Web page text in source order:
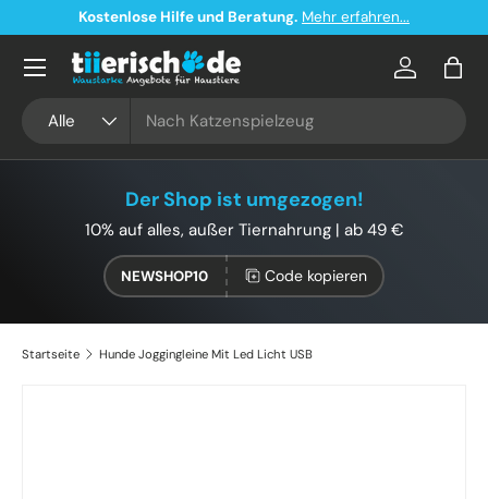
Direkt zum Inhalt
Kostenlose Hilfe und Beratung. Mehr erfahren...
Alle
Konto
Der Shop ist umgezogen!
10% auf alles, außer Tiernahrung | ab 49 €
NEWSHOP10 Code kopieren
Startseite Hunde Joggingleine Mit Led Licht USB